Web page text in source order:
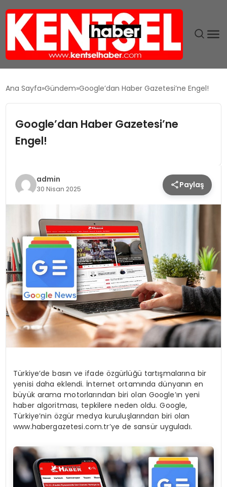
EKONOMI
TEKNOLOJI
MAGAZIN
KÜLTÜR & SANAT
SPOR
SAĞLIK
Ana Sayfa Gündem Google’dan Haber Gazetesi’ne Engel!
Google’dan Haber Gazetesi’ne
Engel!
admin
30 Nisan 2025 Paylaş
Türkiye’de basın ve ifade özgürlüğü tartışmalarına bir
yenisi daha eklendi. İnternet ortamında dünyanın en
büyük arama motorlarından biri olan Google’ın yeni
haber algoritması, tepkilere neden oldu. Google,
Türkiye’nin özgür medya kuruluşlarından biri olan
www.habergazetesi.com.tr’ye de sansür uyguladı.